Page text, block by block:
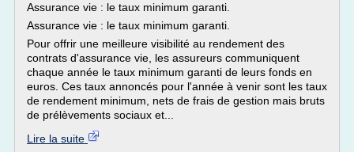
Assurance vie : le taux minimum garanti.
Assurance vie : le taux minimum garanti.
Pour offrir une meilleure visibilité au rendement des
contrats d'assurance vie, les assureurs communiquent
chaque année le taux minimum garanti de leurs fonds en
euros. Ces taux annoncés pour l'année à venir sont les taux
de rendement minimum, nets de frais de gestion mais bruts
de prélèvements sociaux et...
Lire la suite